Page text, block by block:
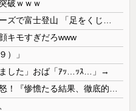
破ｗｗｗ
キモすぎだろwww
）」
した」おば「ｱｯ…ｯｽ…」→